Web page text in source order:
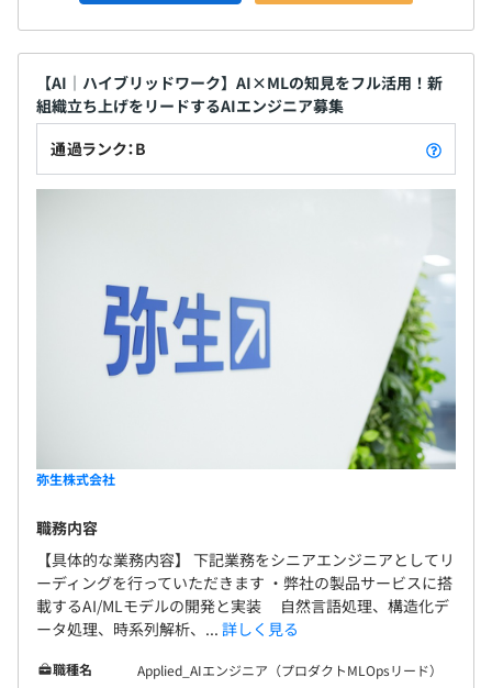
【AI｜ハイブリッドワーク】AI×MLの知見をフル活用！新
組織立ち上げをリードするAIエンジニア募集
通過ランク：B
弥生株式会社
職務内容
【具体的な業務内容】 下記業務をシニアエンジニアとしてリ
ーディングを行っていただきます ・弊社の製品サービスに搭
載するAI/MLモデルの開発と実装 自然言語処理、構造化デ
ータ処理、時系列解析、... 詳しく見る
職種名
Applied_AIエンジニア（プロダクトMLOpsリード）